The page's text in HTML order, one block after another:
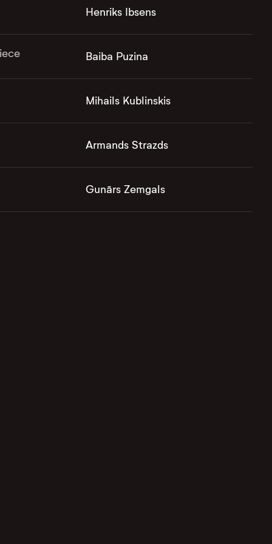
Henriks Ibsens
Baiba Puzina
Mihails Kublinskis
Armands Strazds
Gunārs Zemgals